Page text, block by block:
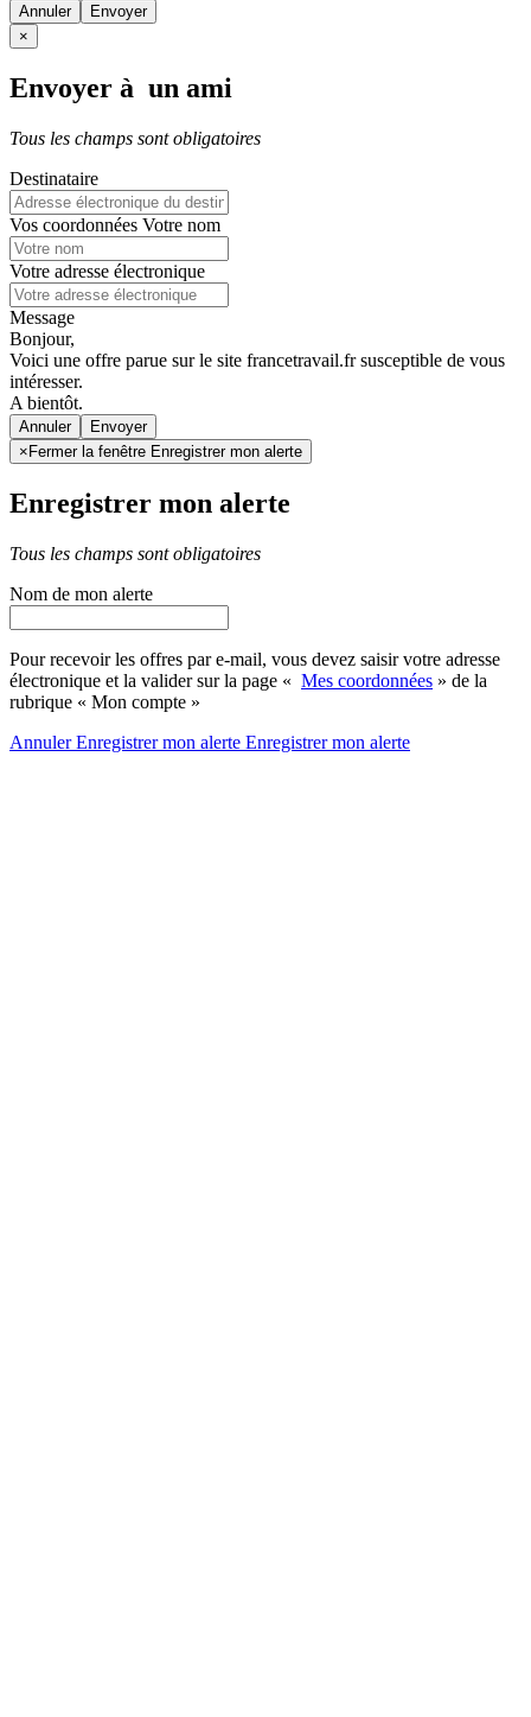
Annuler
×
Envoyer à un ami
Tous les champs sont obligatoires
Destinataire
Vos coordonnées Votre nom
Votre adresse électronique
Message
Bonjour,
Voici une offre parue sur le site francetravail.fr susceptible de vous
intéresser.
A bientôt.
Annuler
× Fermer la fenêtre Enregistrer mon alerte
Enregistrer mon alerte
Tous les champs sont obligatoires
Nom de mon alerte
Pour recevoir les offres par e-mail, vous devez saisir votre adresse
électronique et la valider sur la page « Mes coordonnées » de la
rubrique « Mon compte »
AnnulerEnregistrer mon alerte Enregistrermon alerte